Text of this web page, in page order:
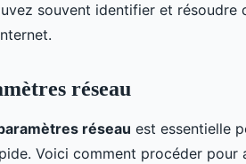
souvent identifier et résoudre
réseau
réseau est essentielle
Voici comment procéder pour